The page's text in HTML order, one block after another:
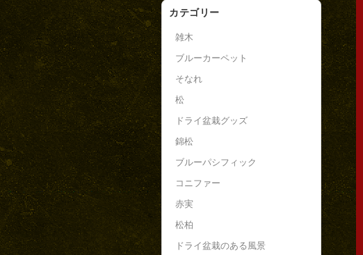
カテゴリー
雑木
ブルーカーペット
そなれ
松
ドライ盆栽グッズ
錦松
ブルーパシフィック
コニファー
赤実
松柏
ドライ盆栽のある風景